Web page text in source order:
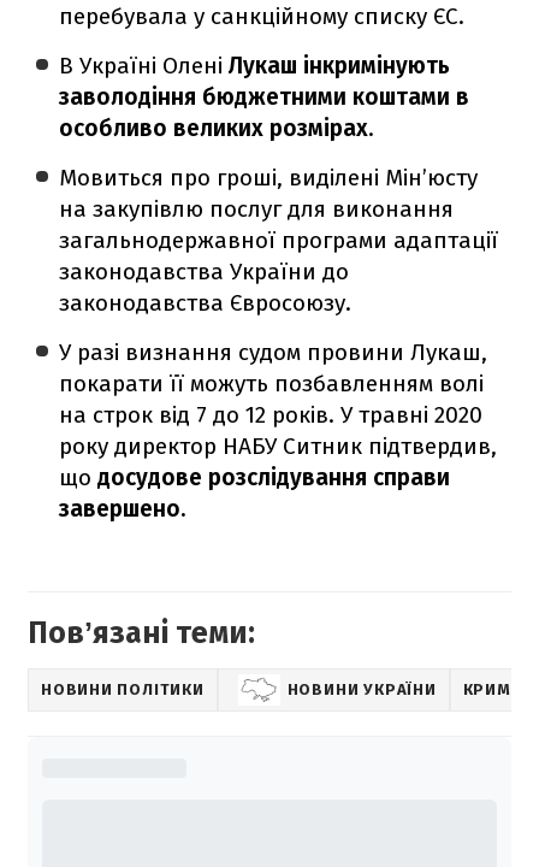
перебувала у санкційному списку ЄС.
В Україні ОленіЛукаш інкримінують
заволодіння бюджетними коштами в
особливо великих розмірах.
Мовиться про гроші, виділені Мін’юсту
на закупівлю послуг для виконання
загальнодержавної програми адаптації
законодавства України до
законодавства Євросоюзу.
У разі визнання судом провини Лукаш,
покарати її можуть позбавленням волі
на строк від 7 до 12 років. У травні 2020
року директор НАБУ Ситник підтвердив,
щодосудове розслідування справи
завершено.
Повʼязані теми:
НОВИНИ ПОЛІТИКИ НОВИНИ УКРАЇНИ